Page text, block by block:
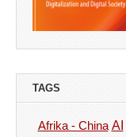
TAGS
Afrika - China AI